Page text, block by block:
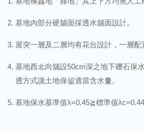
基地內部分硬舖面採透水舖面設計。
屋突一層及二層均有花台設計，一層配
基地西北向舖設50cm深之地下礫石保
透方式讓土地保留適當含水量。
基地保水基準值λ=0.45≧標準值λc=0.44